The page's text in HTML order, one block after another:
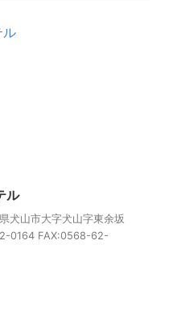
ル
犬山市大字犬山字東余坂
0164 FAX:0568-62-